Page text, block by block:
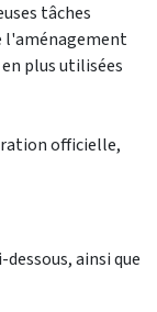
tâches
l'aménagement
plus utilisées
officielle,
ainsi que